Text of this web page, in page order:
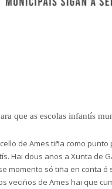
que as escolas infantís
de Ames tiña como
Hai dous anos a Xunta de
momento só tiña en conta
veciños de Ames hai que